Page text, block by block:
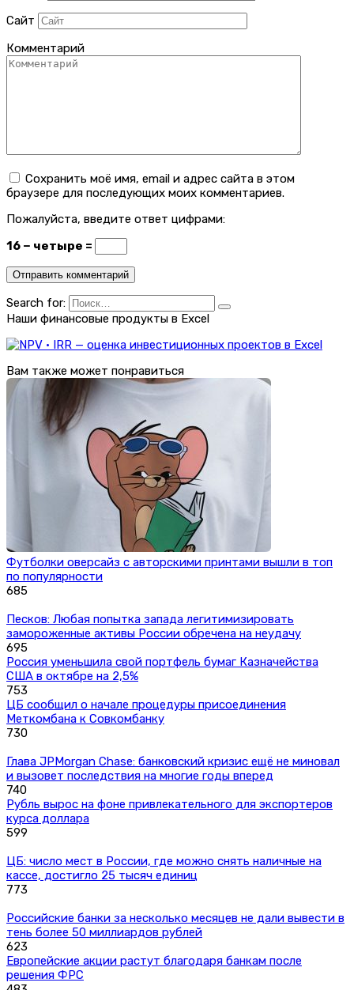
Сайт
Комментарий
Сохранить моё имя, email и адрес сайта в этом
браузере для последующих моих комментариев.
Пожалуйста, введите ответ цифрами:
16 − четыре =
Search for:
Наши финансовые продукты в Excel
Вам также может понравиться
Футболки оверсайз с авторскими принтами вышли в топ
по популярности
685
Песков: Любая попытка запада легитимизировать
замороженные активы России обречена на неудачу
695
Россия уменьшила свой портфель бумаг Казначейства
США в октябре на 2,5%
753
ЦБ сообщил о начале процедуры присоединения
Меткомбана к Совкомбанку
730
Глава JPMorgan Chase: банковский кризис ещё не миновал
и вызовет последствия на многие годы вперед
740
Рубль вырос на фоне привлекательного для экспортеров
курса доллара
599
ЦБ: число мест в России, где можно снять наличные на
кассе, достигло 25 тысяч единиц
773
Российские банки за несколько месяцев не дали вывести в
тень более 50 миллиардов рублей
623
Европейские акции растут благодаря банкам после
решения ФРС